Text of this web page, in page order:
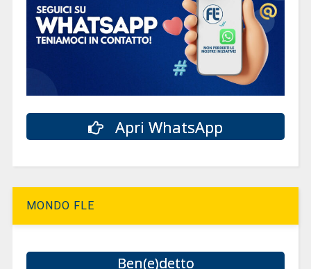
Apri WhatsApp
MONDO FLE
Ben(e)detto